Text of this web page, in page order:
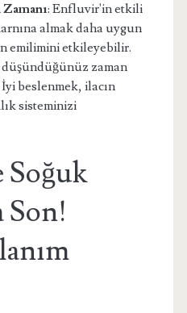
: Enfluvir'in etkili
almak daha uygun
emilimini etkileyebilir.
düşündüğünüz zaman
beslenmek, ilacın
sisteminizi
Son!